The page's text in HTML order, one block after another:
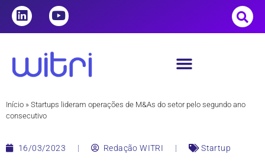
Início » Startups lideram operações de M&As do setor pelo segundo ano
consecutivo
16/03/2023 Redação WITRI Startup